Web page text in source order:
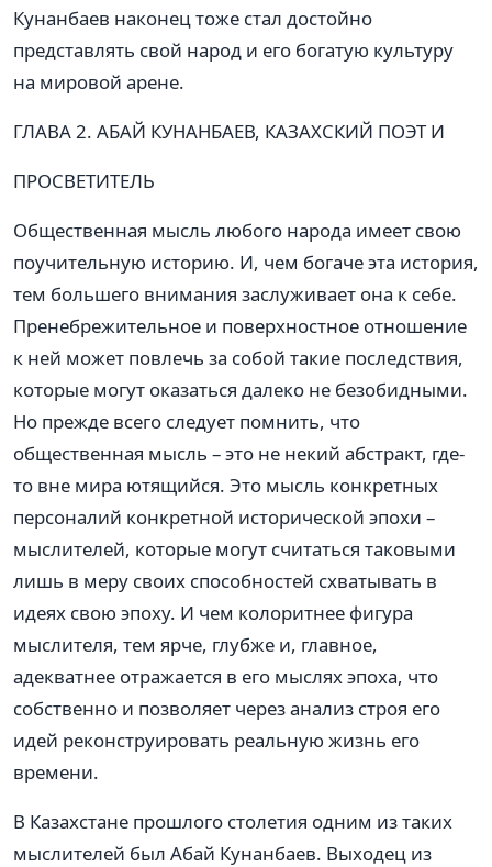
Кунанбаев наконец тоже стал достойно
представлять свой народ и его богатую культуру
на мировой арене.
ГЛАВА 2. АБАЙ КУНАНБАЕВ, КАЗАХСКИЙ ПОЭТ И
ПРОСВЕТИТЕЛЬ
Общественная мысль любого народа имеет свою
поучительную историю. И, чем богаче эта история,
тем большего внимания заслуживает она к себе.
Пренебрежительное и поверхностное отношение
к ней может повлечь за собой такие последствия,
которые могут оказаться далеко не безобидными.
Но прежде всего следует помнить, что
общественная мысль – это не некий абстракт, где-
то вне мира ютящийся. Это мысль конкретных
персоналий конкретной исторической эпохи –
мыслителей, которые могут считаться таковыми
лишь в меру своих способностей схватывать в
идеях свою эпоху. И чем колоритнее фигура
мыслителя, тем ярче, глубже и, главное,
адекватнее отражается в его мыслях эпоха, что
собственно и позволяет через анализ строя его
идей реконструировать реальную жизнь его
времени.
В Казахстане прошлого столетия одним из таких
мыслителей был Абай Кунанбаев. Выходец из